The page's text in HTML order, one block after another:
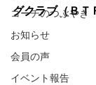
コーチのつぶやき
お知らせ
会員の声
イベント報告
グクラブ（ＢＴ